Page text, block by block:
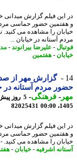
فیلم گزارش میدانی
حضور حماسی مردم
را مشاهده می کنید.
آستانه در خیابان ...
-علیرضا بیرانوند -
-هفتمین
گزارش مهر از صد و
مردم آستانه در
-فرهنگی-
82025431
فیلم گزارش میدانی
حضور حماسی مردم
را مشاهده می کنید. -
اشرفیه-خیابان-هفتمین